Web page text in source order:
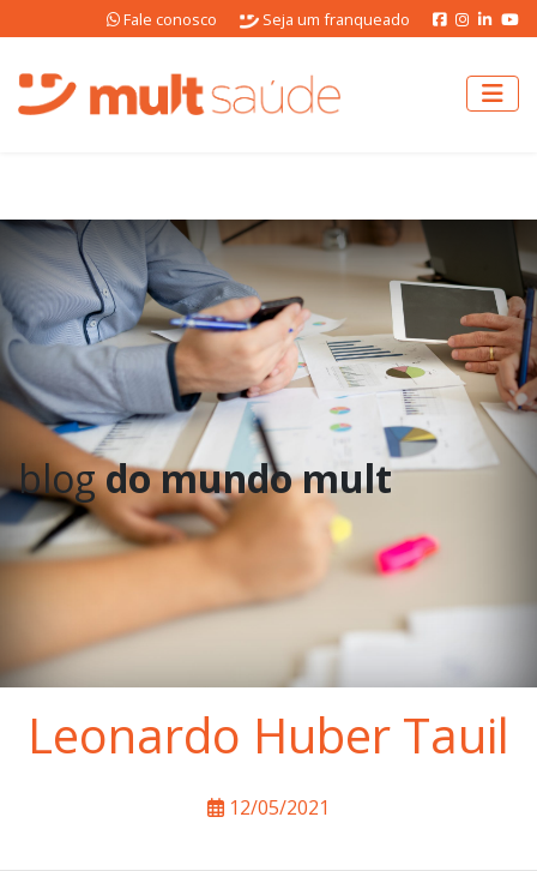
Fale conosco Seja um franqueado
blogdo mundo mult
Leonardo Huber Tauil
12/05/2021